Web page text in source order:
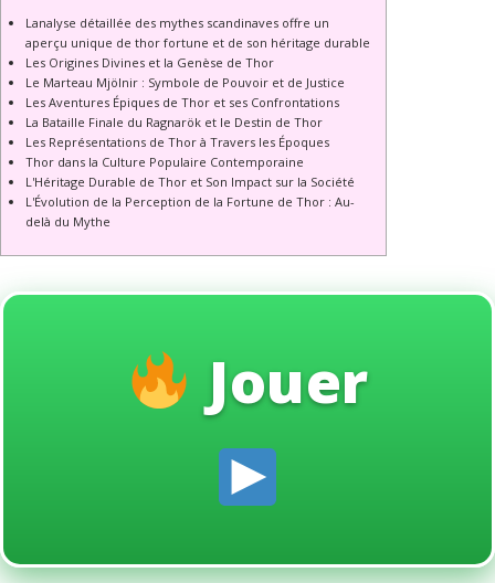
Lanalyse détaillée des mythes scandinaves offre un
aperçu unique de thor fortune et de son héritage durable
Les Origines Divines et la Genèse de Thor
Le Marteau Mjölnir : Symbole de Pouvoir et de Justice
Les Aventures Épiques de Thor et ses Confrontations
La Bataille Finale du Ragnarök et le Destin de Thor
Les Représentations de Thor à Travers les Époques
Thor dans la Culture Populaire Contemporaine
L'Héritage Durable de Thor et Son Impact sur la Société
L'Évolution de la Perception de la Fortune de Thor : Au-
delà du Mythe
Jouer